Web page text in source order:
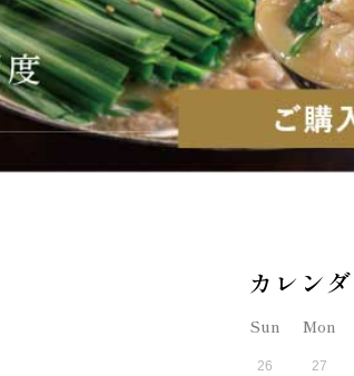
Sun Mon
26 27